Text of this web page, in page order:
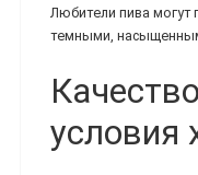
Любители пива могут
темными,
условия